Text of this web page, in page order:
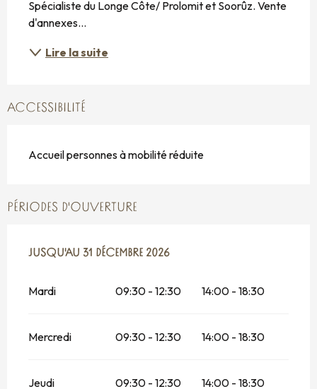
Spécialiste du Longe Côte/ Prolomit et Soorûz. Vente
d'annexes...
Lire la suite
ACCESSIBILITÉ
Accueil personnes à mobilité réduite
PÉRIODES D'OUVERTURE
DU2 JANVIER 2026AU31 DÉCEMBRE 2026
JUSQU'AU 31 DÉCEMBRE 2026
Mardi 09:30 - 12:30 14:00 - 18:30
Mercredi 09:30 - 12:30 14:00 - 18:30
Jeudi 09:30 - 12:30 14:00 - 18:30